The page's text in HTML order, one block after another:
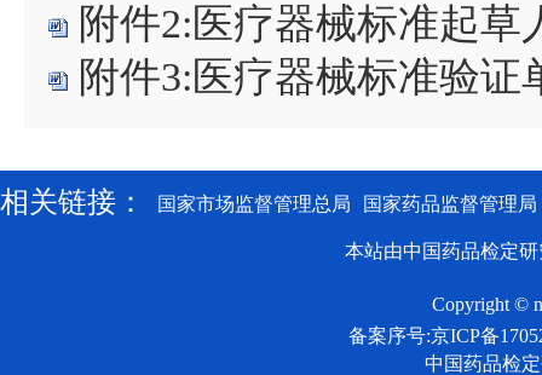
附件2:医疗器械标准起草
附件3:医疗器械标准验证
相关链接： 国家市场监督管理总局 国家药品监督管理局
本站由中国药品检定
Copyright ©
备案序号:京ICP备
中国药品检